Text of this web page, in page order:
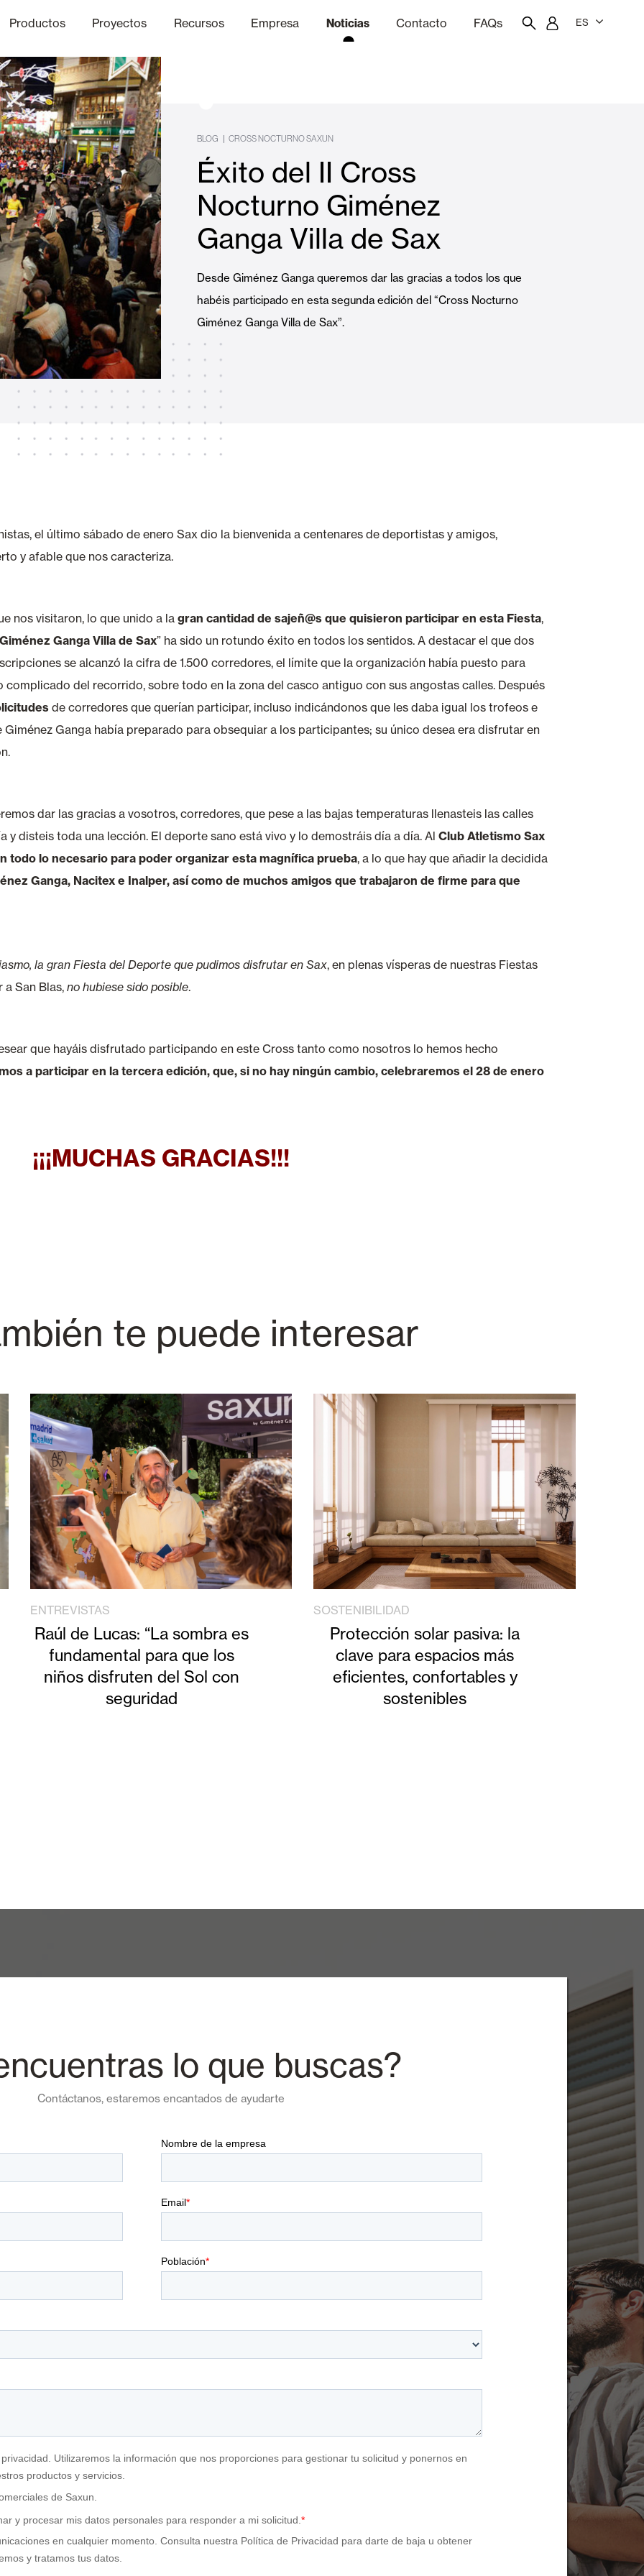
Productos
exteriores Toldos
VER TODOS LOS PRODUCTOS
Proyectos
Oficinas Viviendas
Recursos
Acabados
Empresa
Ético
Noticias Contacto FAQs ES
BLOG | CROSS NOCTURNO SAXUN
Éxito del II Cross
Nocturno Giménez
Ganga Villa de Sax
Desde Giménez Ganga queremos dar las gracias a todos los que
habéis participado en esta segunda edición del “Cross Nocturno
Giménez Ganga Villa de Sax”.
el último sábado de enero Sax dio la bienvenida a centenares de deportistas y amigos,
y afable que nos caracteriza.
nos visitaron, lo que unido a la gran cantidad de sajeñ@s que quisieron participar en esta Fiesta,
Ganga Villa de Sax” ha sido un rotundo éxito en todos los sentidos. A destacar el que dos
se alcanzó la cifra de 1.500 corredores, el límite que la organización había puesto para
del recorrido, sobre todo en la zona del casco antiguo con sus angostas calles. Después
de corredores que querían participar, incluso indicándonos que les daba igual los trofeos e
Ganga había preparado para obsequiar a los participantes; su único desea era disfrutar en
dar las gracias a vosotros, corredores, que pese a las bajas temperaturas llenasteis las calles
disteis toda una lección. El deporte sano está vivo y lo demostráis día a día. Al Club Atletismo Sax
todo lo necesario para poder organizar esta magnífica prueba, a lo que hay que añadir la decidida
Ganga, Nacitex e Inalper, así como de muchos amigos que trabajaron de firme para que
la gran Fiesta del Deporte que pudimos disfrutar en Sax, en plenas vísperas de nuestras Fiestas
San Blas, no hubiese sido posible.
que hayáis disfrutado participando en este Cross tanto como nosotros lo hemos hecho
a participar en la tercera edición, que, si no hay ningún cambio, celebraremos el 28 de enero
¡¡¡MUCHAS GRACIAS!!!
te puede interesar
ENTREVISTAS
Raúl de Lucas: “La sombra es
fundamental para que los
niños disfruten del Sol con
seguridad
SOSTENIBILIDAD
Protección solar pasiva: la
clave para espacios más
eficientes, confortables y
sostenibles
lo que buscas?
Contáctanos, estaremos encantados de ayudarte